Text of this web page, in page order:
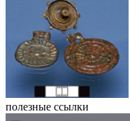
полезные ссылки